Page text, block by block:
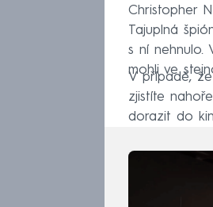
Christopher
Tajuplná
s ní nehnulo.
mohli ve
V případě, že
zjistíte
dorazit do